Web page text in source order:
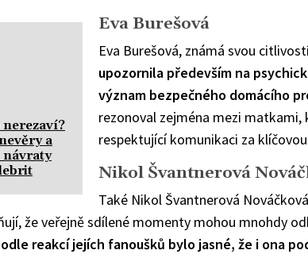
nerezaví?
a
návraty
Eva Burešová
Eva Burešová, známá svou
upozornila především na
význam bezpečného domácího
rezonoval zejména mezi matkami,
respektující komunikaci za
Nikol Švantnerová
Také Nikol Švantnerová
že veřejně sdílené momenty mohou mnohdy
reakcí jejích fanoušků bylo jasné, že i ona